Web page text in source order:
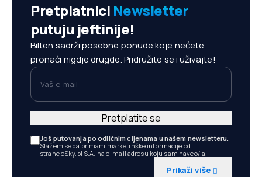
Pretplatnici Newsletter
putuju jeftinije!
Bilten sadrži posebne ponude koje nećete
pronaći nigdje drugde. Pridružite se i uživajte!
Vaš e-mail
Još putovanja po odličnim cijenama u našem newsletteru.
Slažem se da primam marketinške informacije od
strane eSky.pl S.A. na e-mail adresu koju sam naveo/la.
Prikaži više
Pretplatite se